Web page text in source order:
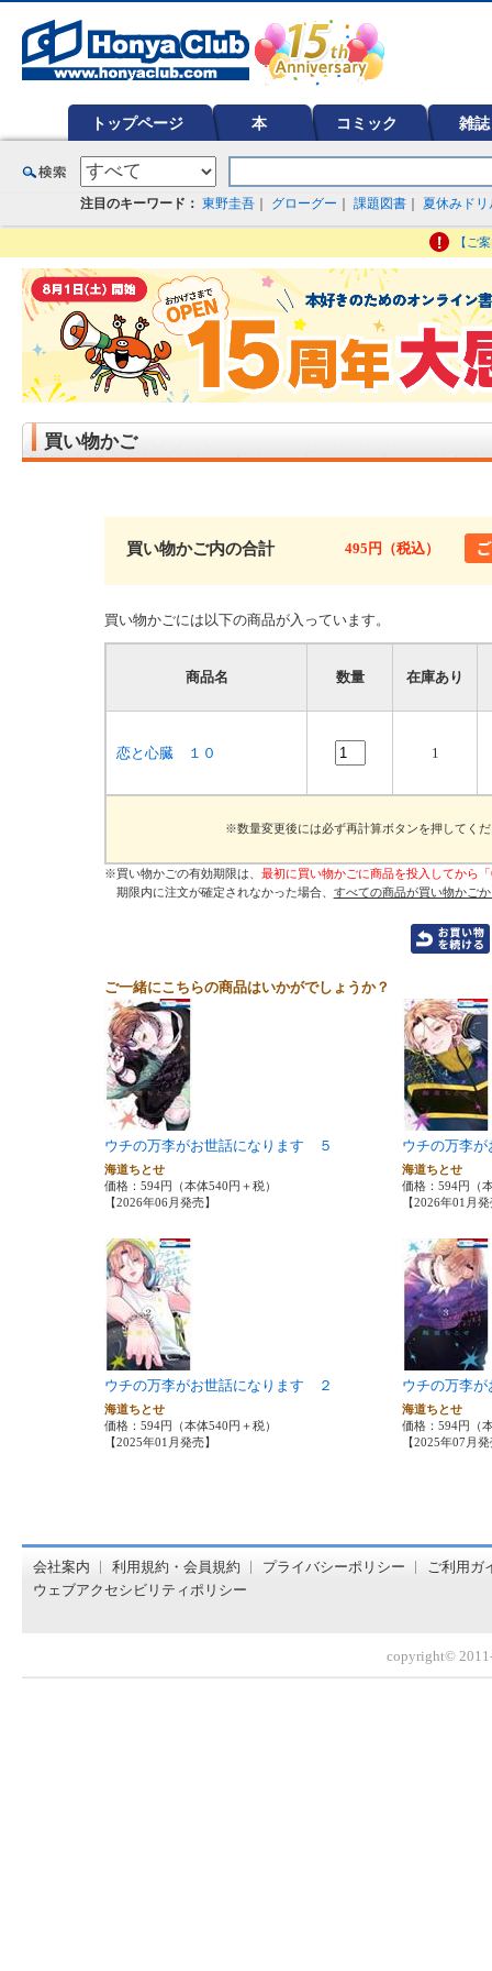
トップページ 本 コミック 雑誌
注目のキーワード： 東野圭吾 グローグー 課題図書 夏休みドリ
【ご
ど在庫も充実
買い物かご
買い物かご内の合計 495円（税込）
買い物かごには以下の商品が入っています。
商品名 数量 在庫あり
恋と心臓 １０ 1
※数量変更後には必ず再計算ボタンを押してく
※買い物かごの有効期限は、 最初に買い物かごに商品を投入してから
期限内に注文が確定されなかった場合、 すべての商品が買い物かご
ご一緒にこちらの商品はいかがでしょうか？
ウチの万李がお世話になります ５
海道ちとせ
価格：594円（本体540円＋税）
【2026年06月発売】
ウチの万李
海道ちとせ
価格：594円（
【2026年01月
ウチの万李がお世話になります ２
海道ちとせ
価格：594円（本体540円＋税）
【2025年01月発売】
ウチの万李
海道ちとせ
価格：594円（
【2025年07月
会社案内 利用規約・会員規約 プライバシーポリシー
ご利用ガ
ウェブアクセシビリティポリシー
copyright©